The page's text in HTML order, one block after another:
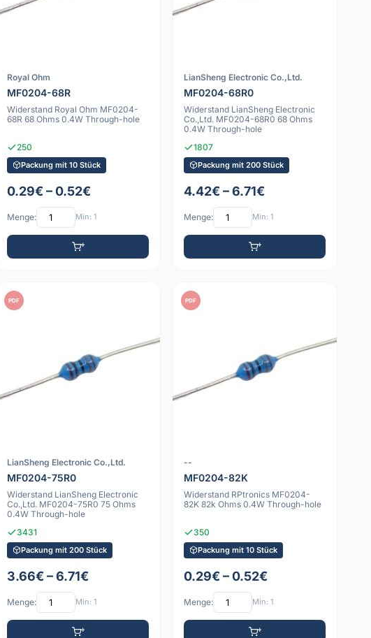
Royal Ohm
MF0204-68R
Widerstand Royal Ohm MF0204-
68R 68 Ohms 0.4W Through-hole
250
Packung mit 10 Stück
0.29€ – 0.52€
Menge: Min: 1
LianSheng Electronic Co.,Ltd.
MF0204-68R0
Widerstand LianSheng Electronic
Co.,Ltd. MF0204-68R0 68 Ohms
0.4W Through-hole
1807
Packung mit 200 Stück
4.42€ – 6.71€
Menge: Min: 1
PDF
LianSheng Electronic Co.,Ltd.
MF0204-75R0
Widerstand LianSheng Electronic
Co.,Ltd. MF0204-75R0 75 Ohms
0.4W Through-hole
3431
Packung mit 200 Stück
3.66€ – 6.71€
Menge: Min: 1
PDF
--
MF0204-82K
Widerstand RPtronics MF0204-
82K 82k Ohms 0.4W Through-hole
350
Packung mit 10 Stück
0.29€ – 0.52€
Menge: Min: 1